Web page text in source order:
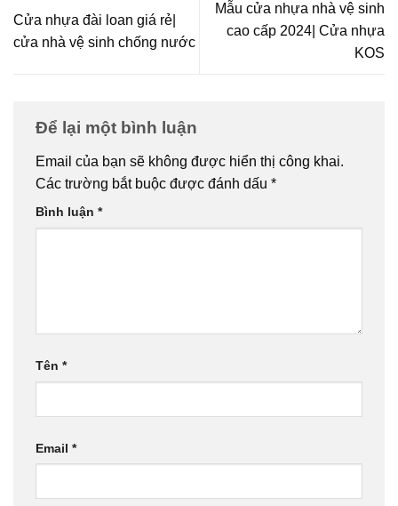
Cửa nhựa đài loan giá rẻ|
cửa nhà vệ sinh chống nước
Mẫu cửa nhựa nhà vệ sinh
cao cấp 2024| Cửa nhựa
KOS
Để lại một bình luận
Email của bạn sẽ không được hiển thị công khai.
Các trường bắt buộc được đánh dấu *
Bình luận *
Tên *
Email *